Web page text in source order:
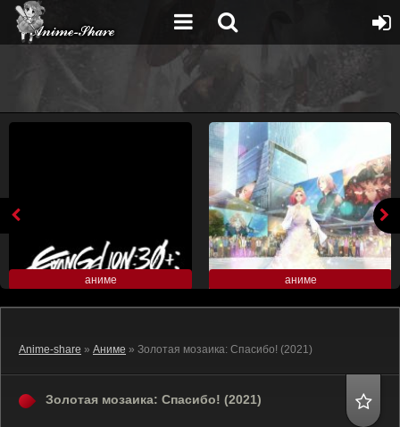
аниме аниме
Anime-share » Аниме » Золотая мозаика: Спасибо! (2021)
Золотая мозаика: Спасибо! (2021)